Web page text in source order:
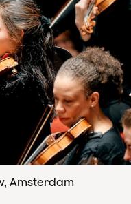
Amsterdam